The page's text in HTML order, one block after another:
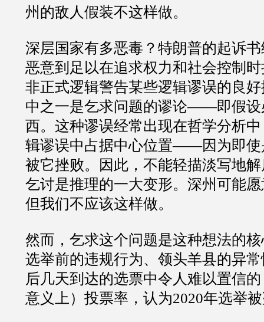
州的敌人假装不这样做。
深层国家有多恶毒？特朗普的起诉
恶意到足以在追求权力和社会控制
非正式逻辑警告某些逻辑谬误的良
中之一是乞求问题的谬论——即假
西。这种谬误经常出现在哲学分析
辑谬误中占据中心位置——因为即
被它挫败。因此，不能轻描淡写地
乞讨是推理的一大变形。深州可能
但我们不应该这样做。
然而，乞求这个问题是这种想法的
选举前的违规行为、领头羊县的异
后几天到达的选票中令人难以置信
意义上）投票率，认为2020年选举